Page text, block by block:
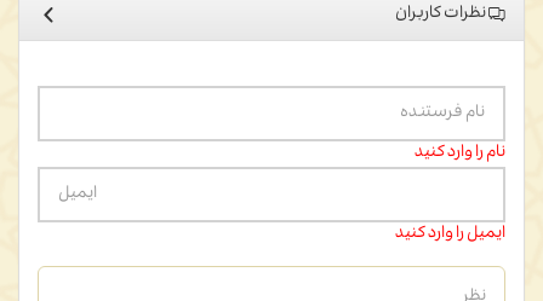
نظرات کاربران
نام را وارد کنید
ایمیل را وارد کنید